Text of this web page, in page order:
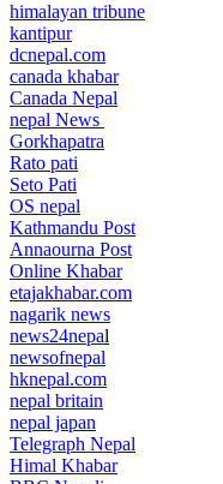
himalayan tribune
kantipur
dcnepal.com
canada khabar
Canada Nepal​
nepal News
Gorkhapatra
Rato pati
Seto Pati
OS nepal
Kathmandu Post
Annaourna Post
Online Khabar
etajakhabar.com
nagarik news
news24nepal
newsofnepal
hknepal.com
nepal britain
nepal japan
Telegraph Nepal
Himal Khabar